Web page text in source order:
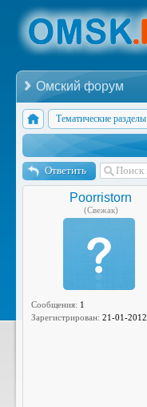
Омский форум
Тематические разделы
Ответить
Poorristorn
(Свежак)
Сообщения: 1
Зарегистрирован: 21-01-2012